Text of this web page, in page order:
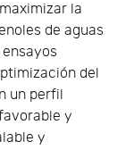
la
de aguas
del
un perfil
y
y